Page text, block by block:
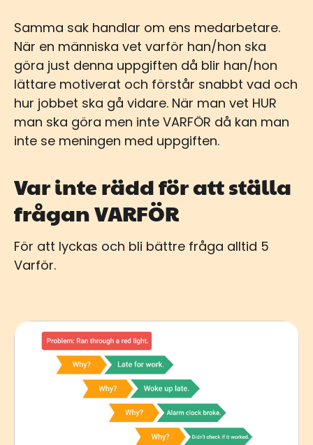
Samma sak handlar om ens medarbetare.
När en människa vet varför han/hon ska
göra just denna uppgiften då blir han/hon
lättare motiverat och förstår snabbt vad och
hur jobbet ska gå vidare. När man vet HUR
man ska göra men inte VARFÖR då kan man
inte se meningen med uppgiften.
Var inte rädd för att ställa
frågan VARFÖR
För att lyckas och bli bättre fråga alltid 5
Varför.